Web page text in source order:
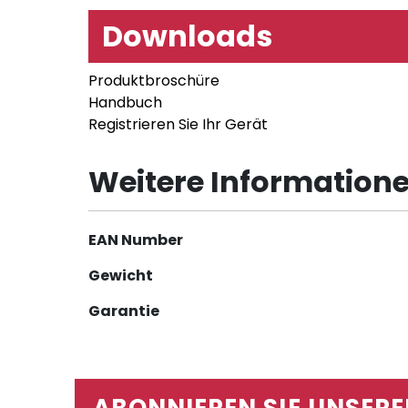
Downloads
Produktbroschüre
Handbuch
Registrieren Sie Ihr Gerät
Weitere
Weitere
EAN Number
Gewicht
Garantie